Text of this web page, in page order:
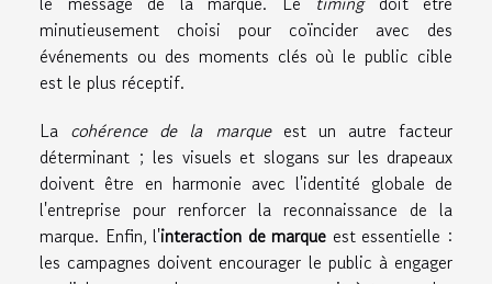
minutieusement choisi pour coïncider avec des
événements ou des moments clés où le public cible
est le plus réceptif.
La cohérence de la marqueest un autre facteur
déterminant ; les visuels et slogans sur les drapeaux
doivent être en harmonie avec l'identité globale de
l'entreprise pour renforcer la reconnaissance de la
marque. Enfin, l'interaction de marque est essentielle :
les campagnes doivent encourager le public à engager